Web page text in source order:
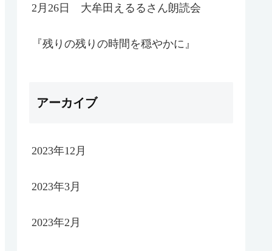
2月26日 大牟田えるるさん朗読会
『残りの残りの時間を穏やかに』
アーカイブ
2023年12月
2023年3月
2023年2月